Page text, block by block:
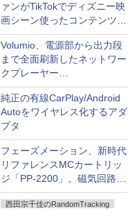
ァンがTikTokでディズニー映
画シーン使ったコンテンツ制
作、Disney+にも配信
Volumio、電源部から出力段
まで全面刷新したネットワー
クプレーヤー
「Primo（2026）」
純正の有線CarPlay/Android
Autoをワイヤレス化するアダ
プタ
フェーズメーション、新時代
リファレンスMCカートリッ
ジ「PP-2200」。磁気回路や
ハウジングを根本から見直し
西田宗千佳のRandomTracking